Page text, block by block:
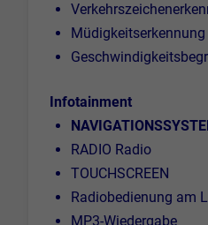
Müdigkeitserkennung
Infotainment
RADIO Radio
TOUCHSCREEN
Radiobedienung am
MP3-Wiedergabe